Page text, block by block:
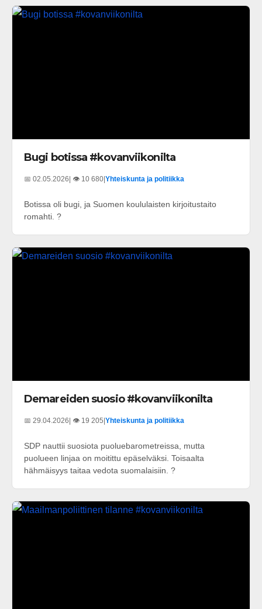
Bugi botissa #kovanviikonilta
📅 02.05.2026 | 👁️ 10 680 Yhteiskunta ja politiikka
Botissa oli bugi, ja Suomen koululaisten kirjoitustaito
romahti. ?
Demareiden suosio #kovanviikonilta
📅 29.04.2026 | 👁️ 19 205 Yhteiskunta ja politiikka
SDP nauttii suosiota puoluebarometreissa, mutta
puolueen linjaa on moitittu epäselväksi. Toisaalta
hähmäisyys taitaa vedota suomalaisiin. ?